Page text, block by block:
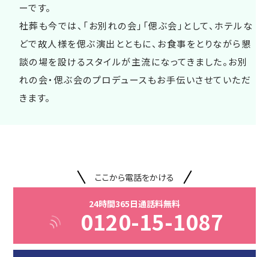
ーです。
社葬も今では、「お別れの会」「偲ぶ会」として、ホテルな
どで故人様を偲ぶ演出とともに、お食事をとりながら懇
談の場を設けるスタイルが主流になってきました。お別
れの会・偲ぶ会のプロデュースもお手伝いさせていただ
きます。
ここから電話をかける
24時間365日通話料無料
0120-15-1087